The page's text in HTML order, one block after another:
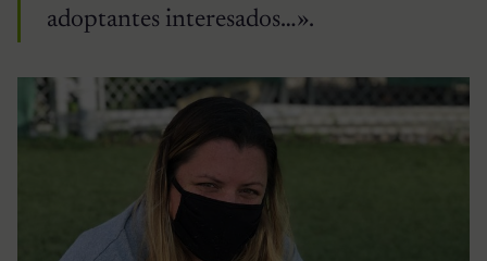
adoptantes interesados…».